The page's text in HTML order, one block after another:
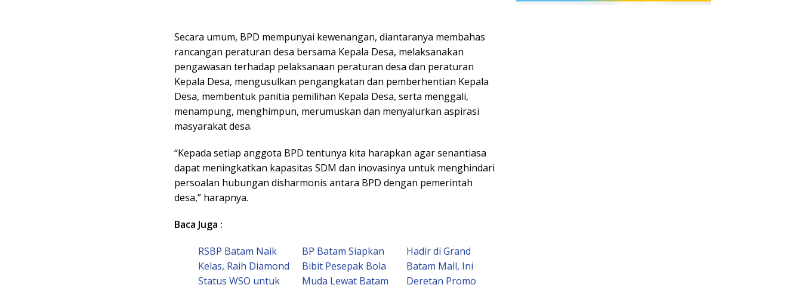
Secara umum, BPD mempunyai kewenangan, diantaranya membahas
rancangan peraturan desa bersama Kepala Desa, melaksanakan
pengawasan terhadap pelaksanaan peraturan desa dan peraturan
Kepala Desa, mengusulkan pengangkatan dan pemberhentian Kepala
Desa, membentuk panitia pemilihan Kepala Desa, serta menggali,
menampung, menghimpun, merumuskan dan menyalurkan aspirasi
masyarakat desa.
“Kepada setiap anggota BPD tentunya kita harapkan agar senantiasa
dapat meningkatkan kapasitas SDM dan inovasinya untuk menghindari
persoalan hubungan disharmonis antara BPD dengan pemerintah
desa,” harapnya.
Baca Juga :
RSBP Batam Naik
Kelas, Raih Diamond
Status WSO untuk
BP Batam Siapkan
Bibit Pesepak Bola
Muda Lewat Batam
Hadir di Grand
Batam Mall, Ini
Deretan Promo